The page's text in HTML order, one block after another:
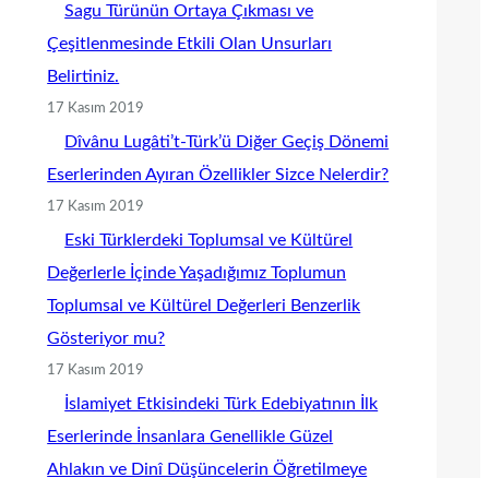
Sagu Türünün Ortaya Çıkması ve
Çeşitlenmesinde Etkili Olan Unsurları
Belirtiniz.
17 Kasım 2019
Dîvânu Lugâti’t-Türk’ü Diğer Geçiş Dönemi
Eserlerinden Ayıran Özellikler Sizce Nelerdir?
17 Kasım 2019
Eski Türklerdeki Toplumsal ve Kültürel
Değerlerle İçinde Yaşadığımız Toplumun
Toplumsal ve Kültürel Değerleri Benzerlik
Gösteriyor mu?
17 Kasım 2019
İslamiyet Etkisindeki Türk Edebiyatının İlk
Eserlerinde İnsanlara Genellikle Güzel
Ahlakın ve Dinî Düşüncelerin Öğretilmeye